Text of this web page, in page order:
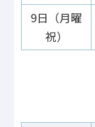
9日（月曜
祝）